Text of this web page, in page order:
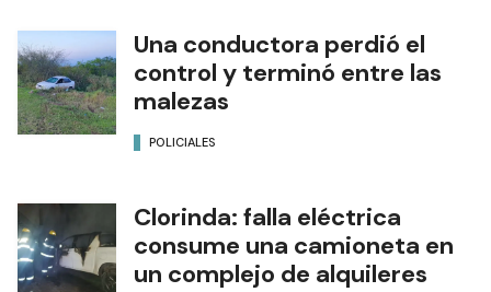
Una conductora perdió el
control y terminó entre las
malezas
POLICIALES
Clorinda: falla eléctrica
consume una camioneta en
un complejo de alquileres